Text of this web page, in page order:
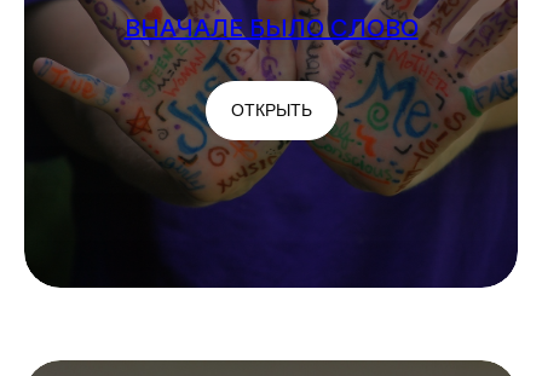
ВНАЧАЛЕ БЫЛО СЛОВО
ОТКРЫТЬ